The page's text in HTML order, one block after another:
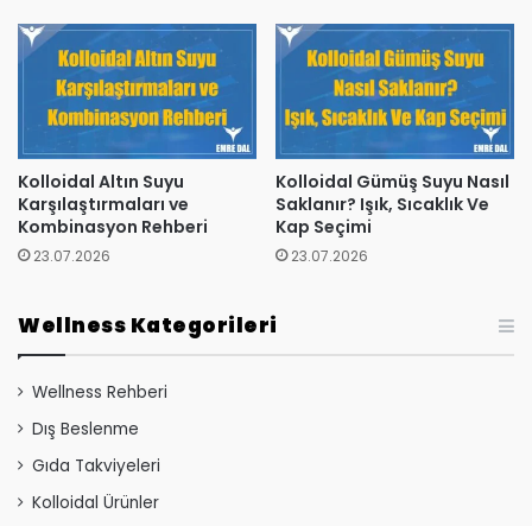
Kolloidal Altın Suyu
Karşılaştırmaları ve
Kombinasyon Rehberi
23.07.2026
Kolloidal Gümüş Suyu Nasıl
Saklanır? Işık, Sıcaklık Ve
Kap Seçimi
23.07.2026
Wellness Kategorileri
Wellness Rehberi
Dış Beslenme
Gıda Takviyeleri
Kolloidal Ürünler